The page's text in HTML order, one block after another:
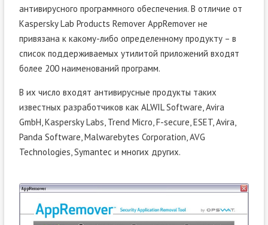
антивирусного программного обеспечения. В отличие от
Kaspersky Lab Products Remover AppRemover не
привязана к какому-либо определенному продукту – в
список поддерживаемых утилитой приложений входят
более 200 наименований программ.
В их число входят антивирусные продукты таких
известных разработчиков как ALWIL Software, Avira
GmbH, Kaspersky Labs, Trend Micro, F-secure, ESET, Avira,
Panda Software, Malwarebytes Corporation, AVG
Technologies, Symantec и многих других.